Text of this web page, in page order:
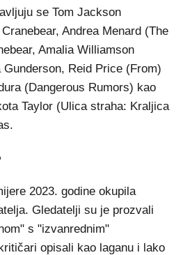
se Tom Jackson
Andrea Menard (The
Amalia Williamson
Reid Price (From)
(Dangerous Rumors) kao
Taylor (Ulica straha: Kraljica
2023. godine okupila
Gledatelji su je prozvali
s "izvanrednim"
opisali kao laganu i lako